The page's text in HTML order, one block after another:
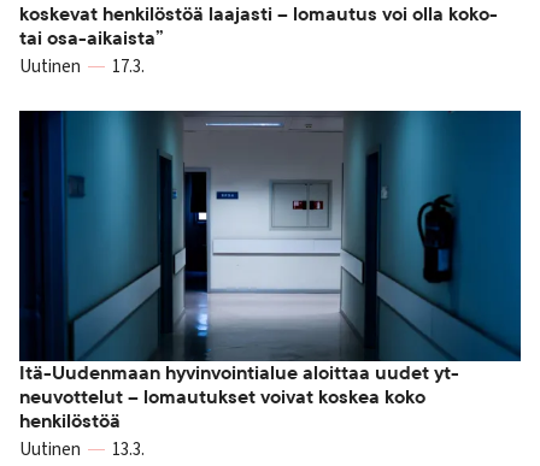
koskevat henkilöstöä laajasti – lomautus voi olla koko-
tai osa-aikaista”
Uutinen 17.3.
Itä-Uudenmaan hyvinvointialue aloittaa uudet yt-
neuvottelut – lomautukset voivat koskea koko
henkilöstöä
Uutinen 13.3.